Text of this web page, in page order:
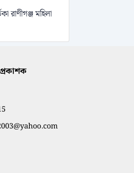
রাণীগঞ্জ মহিলা